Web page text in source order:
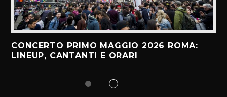
CONCERTO PRIMO MAGGIO 2026 ROMA:
LINEUP, CANTANTI E ORARI